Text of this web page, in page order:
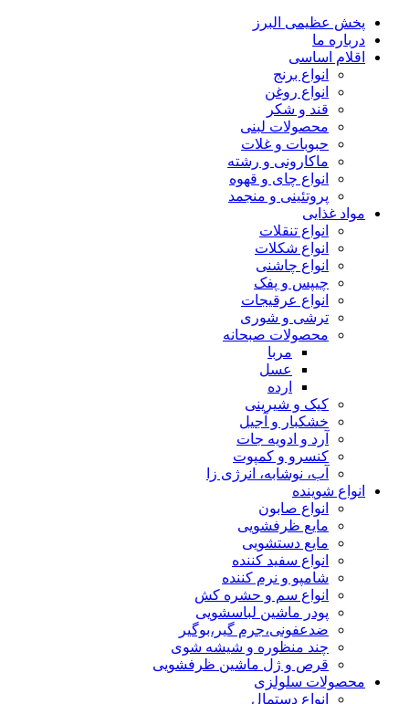
پخش عظیمی البرز
درباره ما
اقلام اساسی
انواع برنج
انواع روغن
قند و شکر
محصولات لبنی
حبوبات و غلات
ماکارونی و رشته
انواع چای و قهوه
پروتئینی و منجمد
مواد غذایی
انواع تنقلات
انواع شکلات
انواع چاشنی
چیپس و پفک
انواع عرقیجات
ترشی و شوری
محصولات صبحانه
مربا
عسل
ارده
کیک و شیرینی
خشکبار و آجیل
آرد و ادویه جات
کنسرو و کمپوت
آب، نوشابه، انرژی زا
انواع شوینده
انواع صابون
مایع ظرفشویی
مایع دستشویی
انواع سفید کننده
شامپو و نرم کننده
انواع سم و حشره کش
پودر ماشین لباسشویی
ضدعفونی،جرم گیر،بوگیر
چند منظوره و شیشه شوی
قرص و ژل ماشین ظرفشویی
محصولات سلولزی
انواع دستمال